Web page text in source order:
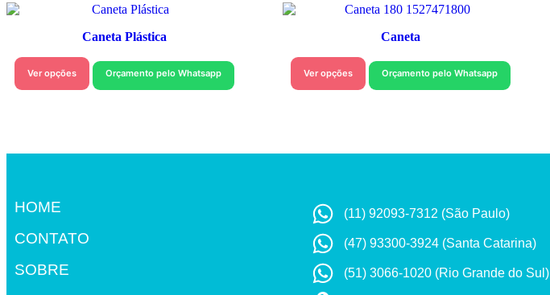
Caneta Plástica
Ver opções Orçamento pelo Whatsapp
Caneta
Ver opções Orçamento pelo Whatsapp
HOME
CONTATO
SOBRE
(11) 92093-7312 (São Paulo)
(47) 93300-3924 (Santa Catarina)
(51) 3066-1020 (Rio Grande do Sul)